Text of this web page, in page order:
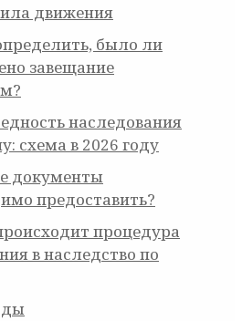
движения
было ли
завещание
наследования
схема в 2026 году
документы
предоставить?
процедура
в наследство по